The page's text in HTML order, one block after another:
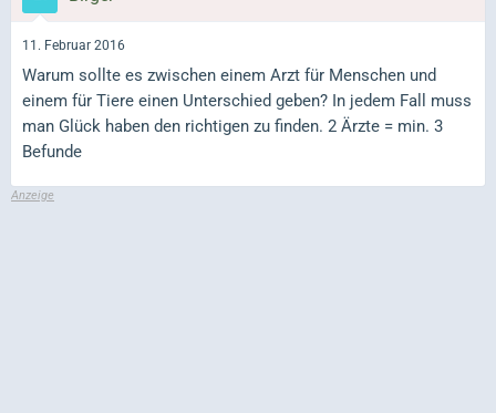
11. Februar 2016
Warum sollte es zwischen einem Arzt für Menschen und
einem für Tiere einen Unterschied geben? In jedem Fall muss
man Glück haben den richtigen zu finden. 2 Ärzte = min. 3
Befunde